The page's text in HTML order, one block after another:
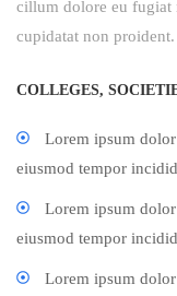
cillum dolore eu fugiat
cupidatat non proident.
COLLEGES,
Lorem ipsum
eiusmod tempor
Lorem ipsum
eiusmod tempor
Lorem ipsum